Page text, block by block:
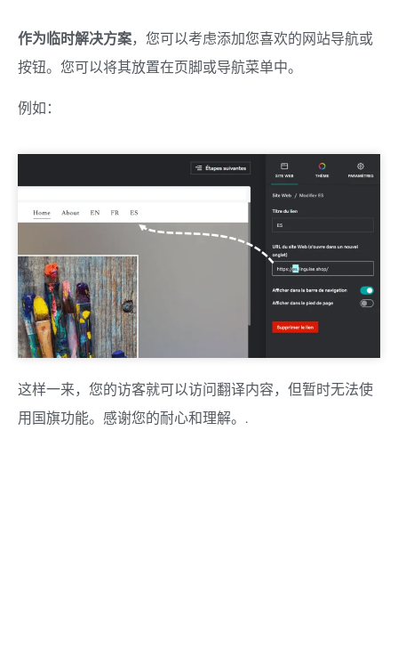
作为临时解决方案，您可以考虑添加您喜欢的网站导航或
按钮。您可以将其放置在页脚或导航菜单中。
例如：
这样一来，您的访客就可以访问翻译内容，但暂时无法使
用国旗功能。感谢您的耐心和理解。.